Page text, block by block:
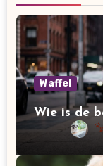
Waffel
Wie is de